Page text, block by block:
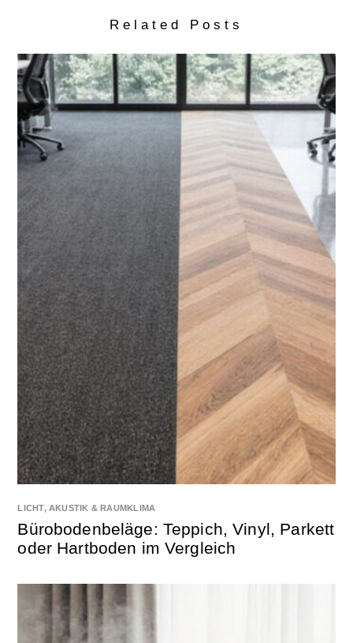
Related Posts
LICHT, AKUSTIK & RAUMKLIMA
Bürobodenbeläge: Teppich, Vinyl, Parkett
oder Hartboden im Vergleich